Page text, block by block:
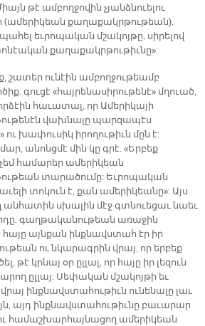
թէ ամբողջովին չյանձնուելու
(ամերիկեան քաղաքակրթութեան),
եւրոպական մշակոյթը, սիրելով
քաղաքակրթութիւնը»:
շատեր ունէին ամբողջութեամբ
գուցէ «հայրենասիրութենէ» մղուած,
հաւատալ, որ Ամերիկայի
վախնալը պարզապէս
ու խափուսիկ իրողութիւն մըն է:
անոնցմէ մին կը գրէ. «Երբեք
համարեր ամերիկեան
տարածումը: Եւրոպական
տոկուն է, քան ամերիկեանը»: Այս
անհատին սխալին մէջ գտնուեցաւ նաեւ
գաղթականութեան առաջին
այնքան ինքնավստահ էր իր
ու նկարագրին վրայ, որ երբեք
թէ կրնայ օր ըլլալ, որ հայը իր լեզուն
ըլլայ: Սեփական մշակոյթի եւ
ինքնավստահութիւն ունենալը լաւ
այդ ինքնավստահութիւնը բաւարար
համաշխարհայնացող ամերիկեան